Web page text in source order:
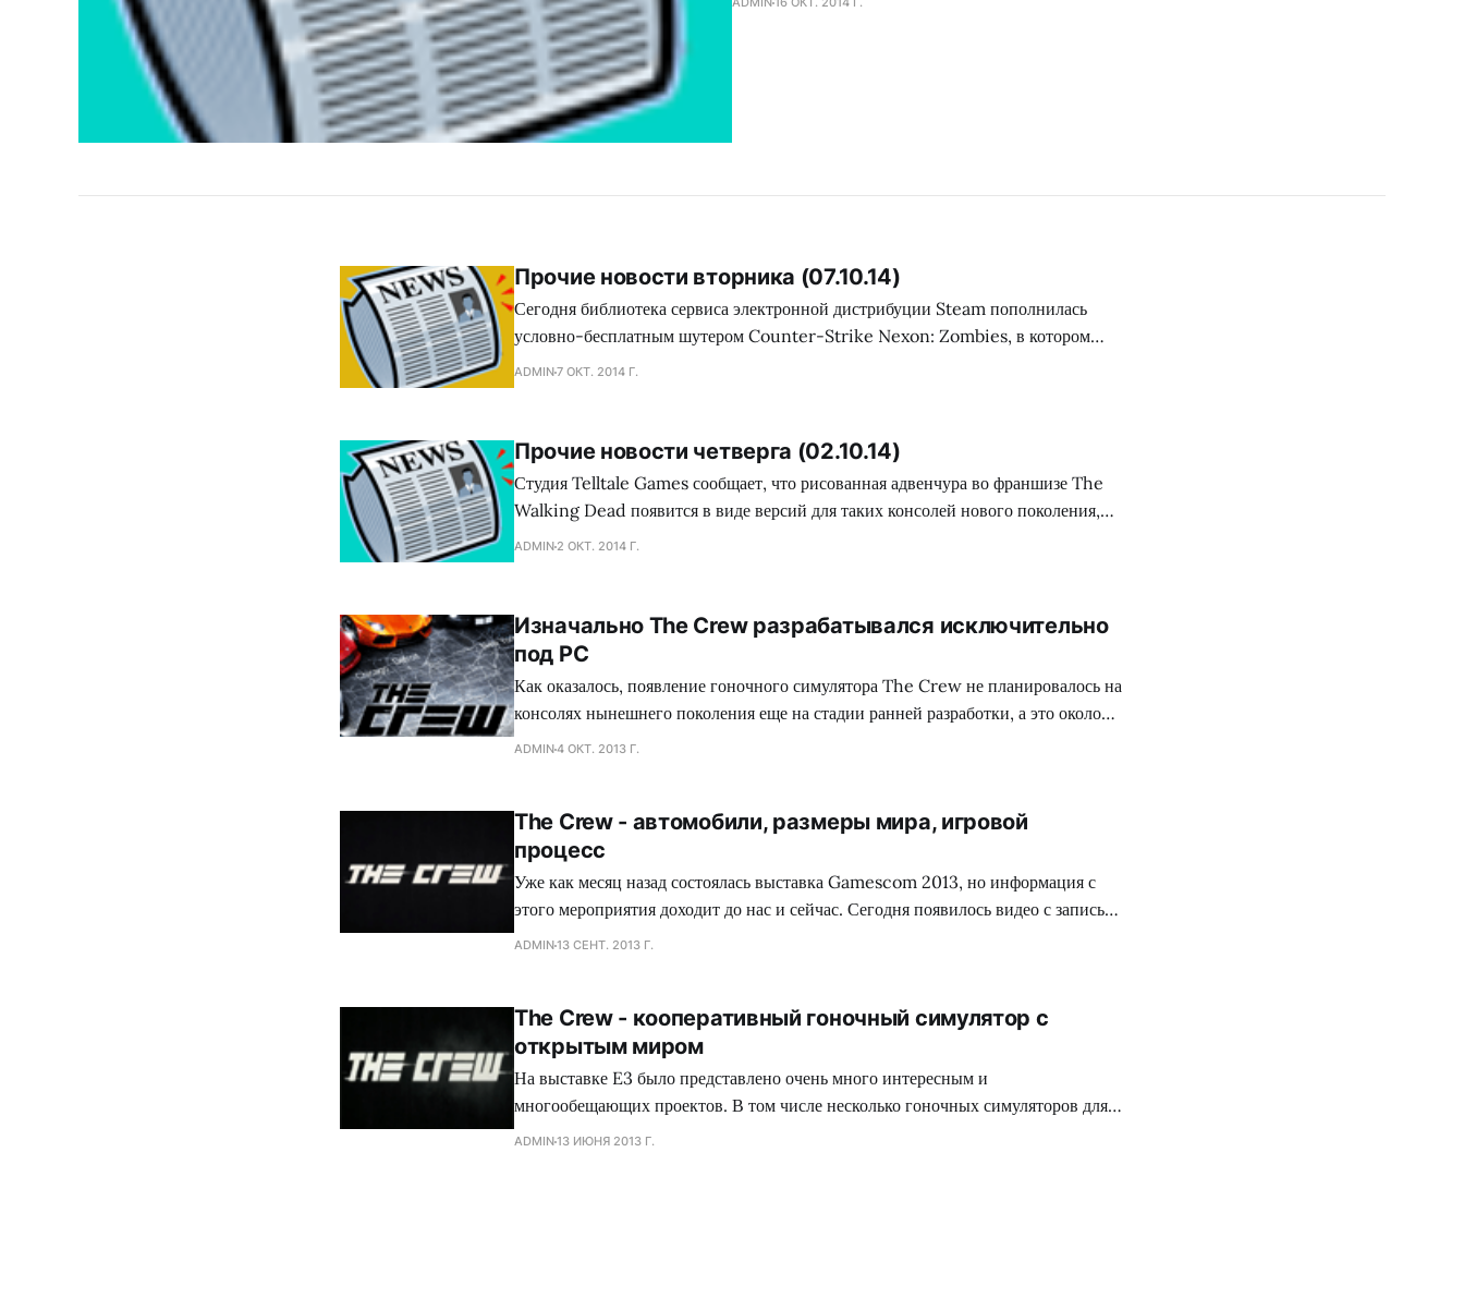
Прочие новости вторника (07.10.14)
Сегодня библиотека сервиса электронной дистрибуции Steam пополнилась
условно-бесплатным шутером Counter-Strike Nexon: Zombies, в котором
люди схлестнутся с монстрами в смертельном поединке за право на жизнь.
друг на друга карт. Продукт
ADMIN7 ОКТ. 2014 Г.
Прочие новости четверга (02.10.14)
Студия Telltale Games сообщает, что рисованная адвенчура во франшизе The
Walking Dead появится в виде версий для таких консолей нового поколения,
как Xbox One и PlayStation 4. В продажу поступят сразу два сезона,
ADMIN 2 ОКТ. 2014 Г.
Изначально The Crew разрабатывался исключительно
под PC
Как оказалось, появление гоночного симулятора The Crew не планировалось на
консолях нынешнего поколения еще на стадии ранней разработки, а это около
двух лет назад. Следовательно, изначально Ivory Tower готовили свой проект к
ADMIN4 ОКТ. 2013 Г.
The Crew - автомобили, размеры мира, игровой
процесс
Уже как месяц назад состоялась выставка Gamescom 2013, но информация с
этого мероприятия доходит до нас и сейчас. Сегодня появилось видео с записью
интервью, которое брали у Джулиана Герети, креативного директора The Crew.
ADMIN13 СЕНТ. 2013 Г.
The Crew - кооперативный гоночный симулятор с
открытым миром
На выставке E3 было представлено очень много интересным и
многообещающих проектов. В том числе несколько гоночных симуляторов для
консолей нового поколения и для ПК. Среди них хотелось бы выделить игру
ADMIN13 ИЮНЯ 2013 Г.